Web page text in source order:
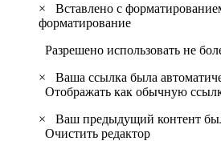
×
Вставлено с
форматирование
Разрешено использовать не
×
Ваша ссылка была
Отображать как обычную
×
Ваш предыдущий контент
Очистить редактор